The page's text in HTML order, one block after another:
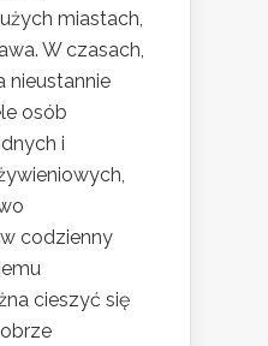
miastach,
W czasach,
nieustannie
osób
i
codzienny
cieszyć się